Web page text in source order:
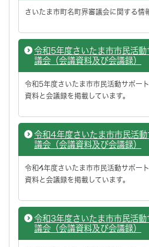
さいたま市町名町界審議会に関する情
令和5年度さいたま市市民活
議会（会議資料及び会議録）
令和5年度さいたま市市民活動サポー
資料と会議録を掲載しています。
令和4年度さいたま市市民活
議会（会議資料及び会議録）
令和4年度さいたま市市民活動サポー
資料と会議録を掲載しています。
令和3年度さいたま市市民活
議会（会議資料及び会議録）